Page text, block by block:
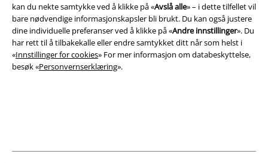
kan du nekte samtykke ved å klikke på «Avslå alle» – i dette tilfellet vil
bare nødvendige informasjonskapsler bli brukt. Du kan også justere
dine individuelle preferanser ved å klikke på «Andre innstillinger». Du
har rett til å tilbakekalle eller endre samtykket ditt når som helst i
«Innstillinger for cookies» For mer informasjon om databeskyttelse,
besøk «Personvernserklæring».
A Warner Music Group Company